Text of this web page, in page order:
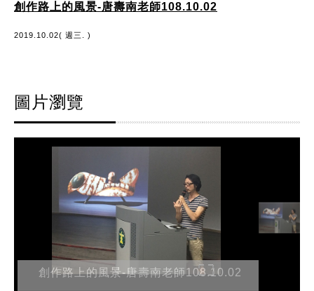
創作路上的風景-唐壽南老師108.10.02
2019.10.02( 週三. )
圖片瀏覽
創作路上的風景-唐壽南老師108.10.02